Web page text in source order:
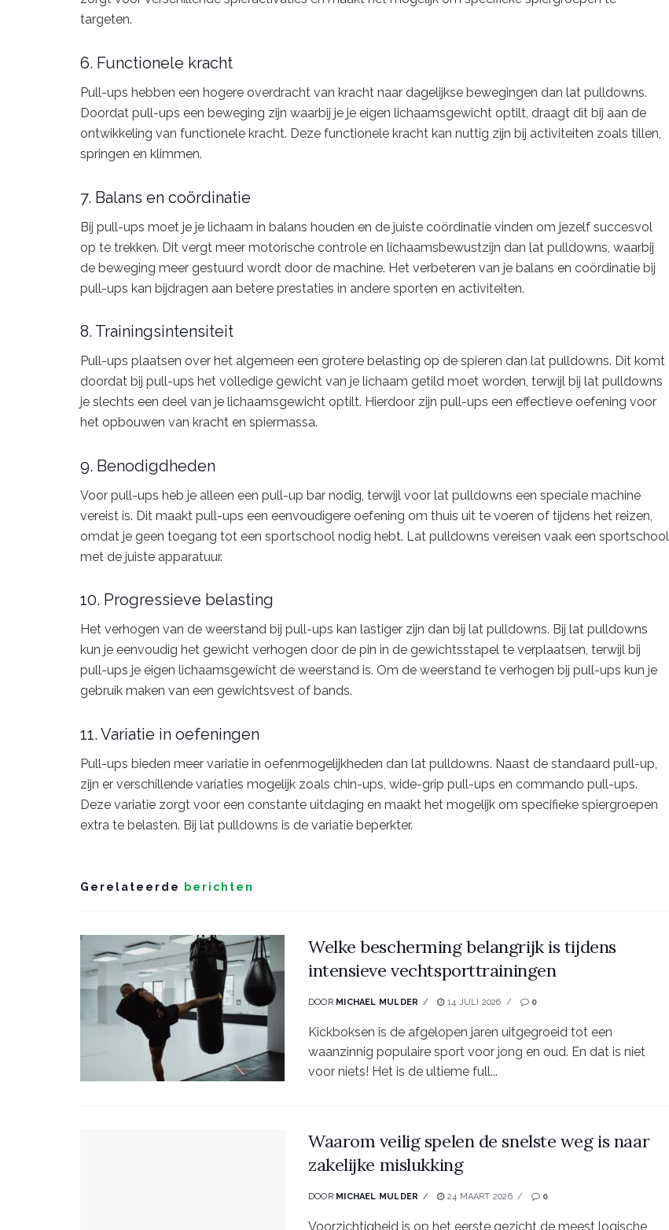
targeten.
6. Functionele kracht
Pull-ups hebben een hogere overdracht van kracht naar dagelijkse bewegingen dan lat pulldowns.
Doordat pull-ups een beweging zijn waarbij je je eigen lichaamsgewicht optilt, draagt dit bij aan de
ontwikkeling van functionele kracht. Deze functionele kracht kan nuttig zijn bij activiteiten zoals tillen,
springen en klimmen.
7. Balans en coördinatie
Bij pull-ups moet je je lichaam in balans houden en de juiste coördinatie vinden om jezelf succesvol
op te trekken. Dit vergt meer motorische controle en lichaamsbewustzijn dan lat pulldowns, waarbij
de beweging meer gestuurd wordt door de machine. Het verbeteren van je balans en coördinatie bij
pull-ups kan bijdragen aan betere prestaties in andere sporten en activiteiten.
8. Trainingsintensiteit
Pull-ups plaatsen over het algemeen een grotere belasting op de spieren dan lat pulldowns. Dit komt
doordat bij pull-ups het volledige gewicht van je lichaam getild moet worden, terwijl bij lat pulldowns
je slechts een deel van je lichaamsgewicht optilt. Hierdoor zijn pull-ups een effectieve oefening voor
het opbouwen van kracht en spiermassa.
9. Benodigdheden
Voor pull-ups heb je alleen een pull-up bar nodig, terwijl voor lat pulldowns een speciale machine
vereist is. Dit maakt pull-ups een eenvoudigere oefening om thuis uit te voeren of tijdens het reizen,
omdat je geen toegang tot een sportschool nodig hebt. Lat pulldowns vereisen vaak een sportschool
met de juiste apparatuur.
10. Progressieve belasting
Het verhogen van de weerstand bij pull-ups kan lastiger zijn dan bij lat pulldowns. Bij lat pulldowns
kun je eenvoudig het gewicht verhogen door de pin in de gewichtsstapel te verplaatsen, terwijl bij
pull-ups je eigen lichaamsgewicht de weerstand is. Om de weerstand te verhogen bij pull-ups kun je
gebruik maken van een gewichtsvest of bands.
11. Variatie in oefeningen
Pull-ups bieden meer variatie in oefenmogelijkheden dan lat pulldowns. Naast de standaard pull-up,
zijn er verschillende variaties mogelijk zoals chin-ups, wide-grip pull-ups en commando pull-ups.
Deze variatie zorgt voor een constante uitdaging en maakt het mogelijk om specifieke spiergroepen
extra te belasten. Bij lat pulldowns is de variatie beperkter.
Gerelateerde berichten
Welke bescherming belangrijk is tijdens
intensieve vechtsporttrainingen
DOOR MICHAEL MULDER 14 JULI 2026 0
Kickboksen is de afgelopen jaren uitgegroeid tot een
waanzinnig populaire sport voor jong en oud. En dat is niet
voor niets! Het is de ultieme full...
Waarom veilig spelen de snelste weg is naar
zakelijke mislukking
DOOR MICHAEL MULDER 24 MAART 2026 0
Voorzichtigheid is op het eerste gezicht de meest logische